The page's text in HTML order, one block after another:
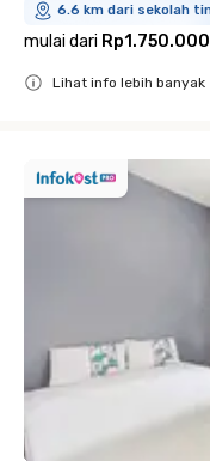
6.6 km dari sekolah
mulai dari Rp1.750.000
Lihat info lebih banyak